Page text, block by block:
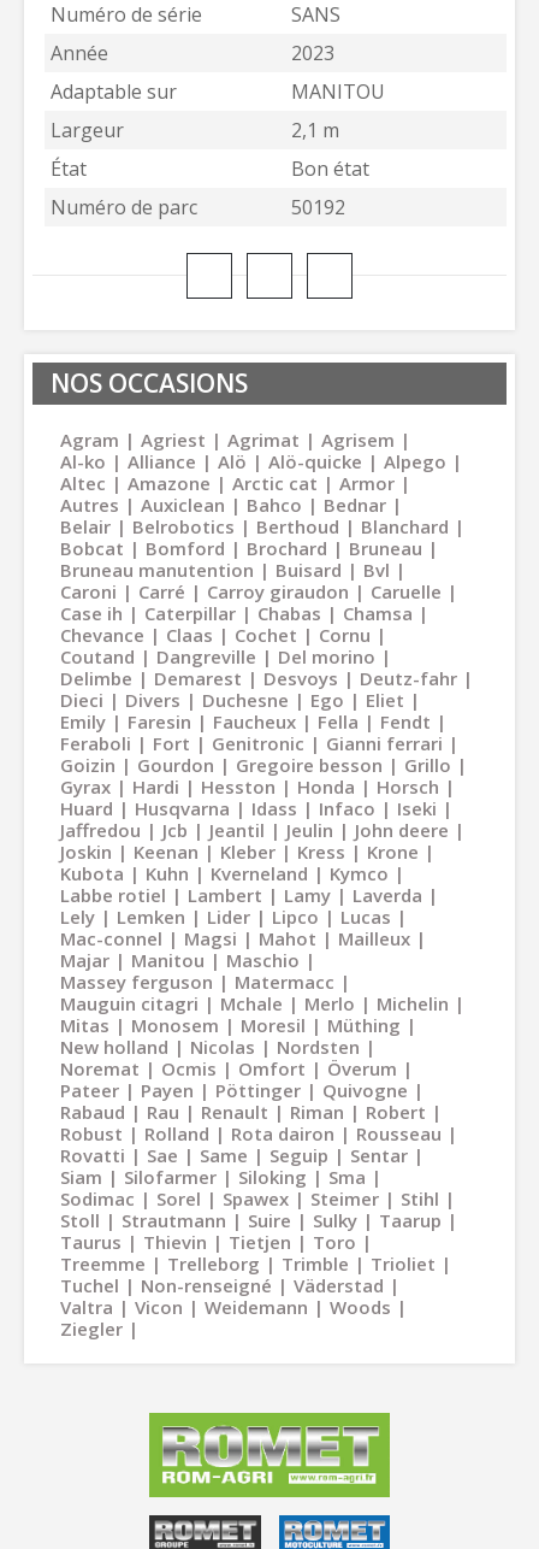
Numéro de série
SANS
Année
2023
Adaptable sur
MANITOU
Largeur
2,1 m
État
Bon état
Numéro de parc
50192
NOS OCCASIONS
Agram Agriest Agrimat
Agrisem
Al-ko
Alliance Alö Alö-quicke
Alpego
Altec
Amazone Arctic cat
Armor
Autres
Auxiclean Bahco
Bednar
Belair
Belrobotics Berthoud
Blanchard
Bobcat
Bomford Brochard
Bruneau
Bruneau manutention
Buisard
Bvl
Caroni
Carré Carroy giraudon
Caruelle
Case ih
Caterpillar Chabas
Chamsa
Chevance
Claas Cochet
Cornu
Coutand
Dangreville
Del morino
Delimbe
Demarest Desvoys
Deutz-fahr
Dieci
Divers Duchesne Ego
Eliet
Emily
Faresin Faucheux Fella
Fendt
Feraboli
Fort Genitronic
Gianni ferrari
Goizin
Gourdon Gregoire besson
Grillo
Gyrax
Hardi Hesston Honda
Horsch
Huard
Husqvarna Idass Infaco
Iseki
Jaffredou
Jcb Jeantil Jeulin
John deere
Joskin
Keenan Kleber Kress
Krone
Kubota
Kuhn Kverneland
Kymco
Labbe rotiel
Lambert Lamy
Laverda
Lely
Lemken Lider Lipco
Lucas
Mac-connel
Magsi Mahot
Mailleux
Majar
Manitou
Maschio
Massey ferguson
Matermacc
Mauguin citagri
Mchale Merlo
Michelin
Mitas
Monosem Moresil
Müthing
New holland
Nicolas
Nordsten
Noremat
Ocmis Omfort
Överum
Pateer
Payen Pöttinger
Quivogne
Rabaud
Rau Renault Riman
Robert
Robust
Rolland Rota dairon
Rousseau
Rovatti
Sae Same Seguip
Sentar
Siam
Silofarmer Siloking
Sma
Sodimac
Sorel Spawex Steimer
Stihl
Stoll
Strautmann Suire Sulky
Taarup
Taurus
Thievin Tietjen
Toro
Treemme
Trelleborg Trimble
Trioliet
Tuchel
Non-renseigné
Väderstad
Valtra
Vicon Weidemann
Woods
Ziegler